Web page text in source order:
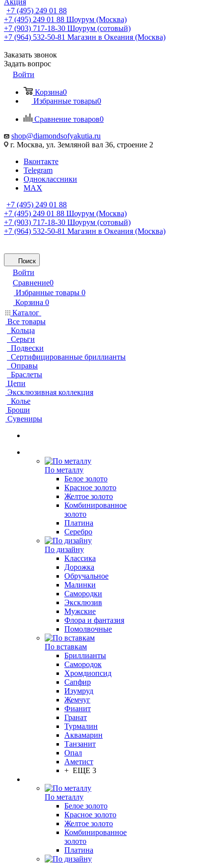
Акция
+7 (495) 249 01 88
+7 (495) 249 01 88 Шоурум (Москва)
+7 (903) 717-18-30 Шоурум (сотовый)
+7 (964) 532-50-81 Магазин в Океания (Москва)
Заказать звонок
Задать вопрос
Войти
Корзина0
Избранные товары0
Сравнение товаров0
shop@diamondsofyakutia.ru
г. Москва, ул. Земляной вал 36, строение 2
Вконтакте
Telegram
Одноклассники
MAX
+7 (495) 249 01 88
+7 (495) 249 01 88 Шоурум (Москва)
+7 (903) 717-18-30 Шоурум (сотовый)
+7 (964) 532-50-81 Магазин в Океания (Москва)
Поиск
Войти
Сравнение0
Избранные товары 0
Корзина 0
Каталог
Все товары
Кольца
Серьги
Подвески
Сертифицированные бриллианты
Оправы
Браслеты
Цепи
Эксклюзивная коллекция
Колье
Броши
Сувениры
По металлу
Белое золото
Красное золото
Желтое золото
Комбинированное
золото
Платина
Серебро
По дизайну
Классика
Дорожка
Обручальное
Малинки
Самородки
Эксклюзив
Мужские
Флора и фантазия
Помолвочные
По вставкам
Бриллианты
Самородок
Хромдиопсид
Сапфир
Изумруд
Жемчуг
Фианит
Гранат
Турмалин
Аквамарин
Танзанит
Опал
Аметист
+ ЕЩЕ 3
По металлу
Белое золото
Красное золото
Желтое золото
Комбинированное
золото
Платина